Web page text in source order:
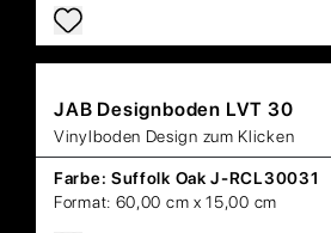
JAB Designboden LVT 30
Vinylboden Design zum Klicken
Farbe: Suffolk Oak J-RCL30031
Format: 60,00 cm x 15,00 cm